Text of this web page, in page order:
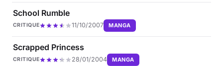
School Rumble
CRITIQUE 11/10/2007 MANGA
Scrapped Princess
CRITIQUE 28/01/2004 MANGA